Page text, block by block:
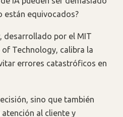
están equivocados?
, desarrollado por el MIT
Technology, calibra la
errores catastróficos en
sino que también
al cliente y